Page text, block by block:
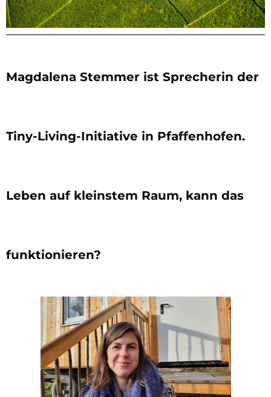
Magdalena Stemmer ist Sprecherin der
Tiny-Living-Initiative in Pfaffenhofen.
Leben auf kleinstem Raum, kann das
funktionieren?